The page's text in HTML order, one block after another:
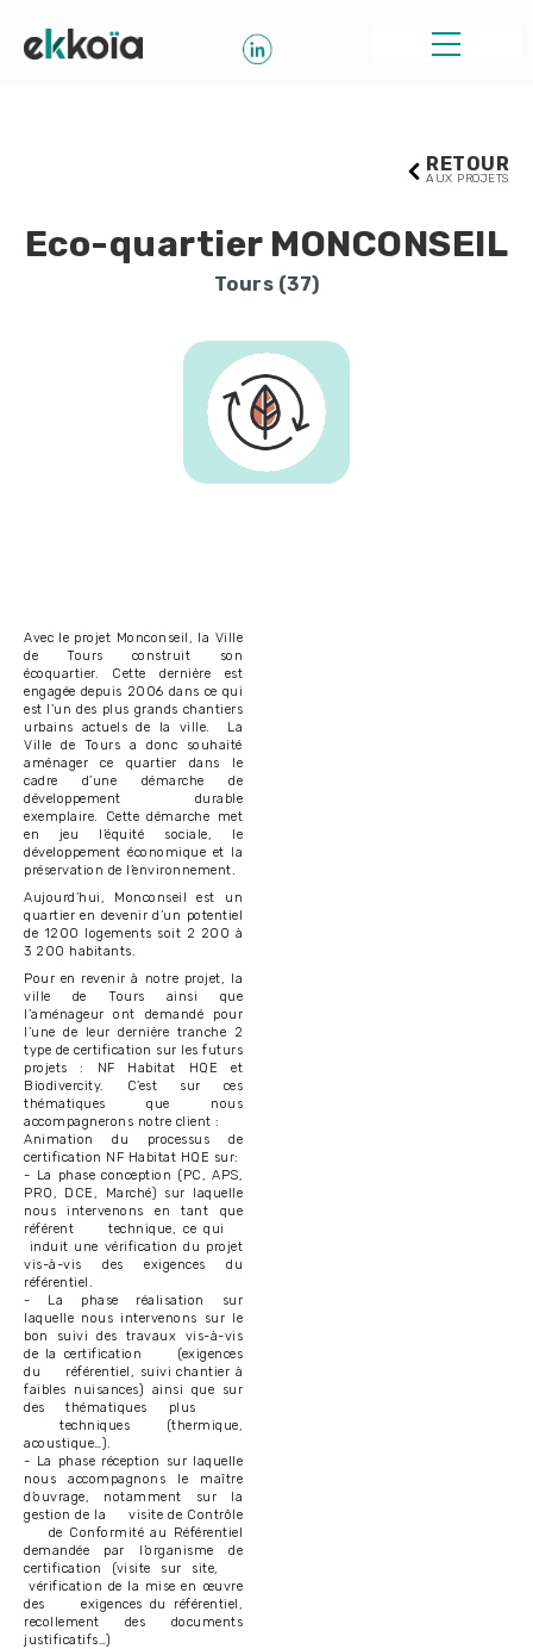
RETOUR
AUX PROJETS
Eco-quartier MONCONSEIL
Tours (37)
Avec le projet Monconseil, la Ville
de Tours construit son
écoquartier. Cette dernière est
engagée depuis 2006 dans ce qui
est l'un des plus grands chantiers
urbains actuels de la ville. La
Ville de Tours a donc souhaité
aménager ce quartier dans le
cadre d’une démarche de
développement durable
exemplaire. Cette démarche met
en jeu l’équité sociale, le
développement économique et la
préservation de l’environnement.
Aujourd’hui, Monconseil est un
quartier en devenir d’un potentiel
de 1200 logements soit 2 200 à
3 200 habitants.
Pour en revenir à notre projet, la
ville de Tours ainsi que
l’aménageur ont demandé pour
l’une de leur dernière tranche 2
type de certification sur les futurs
projets : NF Habitat HQE et
Biodivercity. C’est sur ces
thématiques que nous
accompagnerons notre client :
Animation du processus de
certification NF Habitat HQE sur:
- La phase conception (PC, APS,
PRO, DCE, Marché) sur laquelle
nous intervenons en tant que
référent technique, ce qui
induit une vérification du projet
vis-à-vis des exigences du
référentiel.
- La phase réalisation sur
laquelle nous intervenons sur le
bon suivi des travaux vis-à-vis
de la certification (exigences
du référentiel, suivi chantier à
faibles nuisances) ainsi que sur
des thématiques plus
techniques (thermique,
acoustique…).
- La phase réception sur laquelle
nous accompagnons le maître
d’ouvrage, notamment sur la
gestion de la visite de Contrôle
de Conformité au Référentiel
demandée par l’organisme de
certification (visite sur site,
vérification de la mise en œuvre
des exigences du référentiel,
recollement des documents
justificatifs…)